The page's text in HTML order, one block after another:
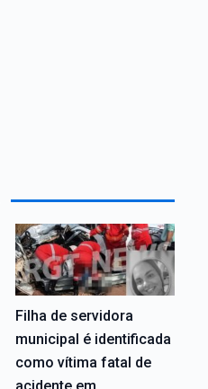
Filha de servidora
municipal é identificada
como vítima fatal de